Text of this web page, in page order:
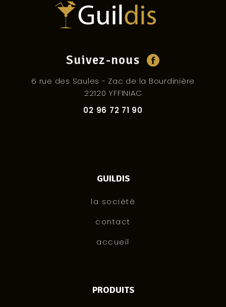
Suivez-nous
6 rue des Saules - Zac de la Bourdinière
22120 YFFINIAC
02 96 72 71 90
PRODUITS
GUILDIS
la société
contact
accueil